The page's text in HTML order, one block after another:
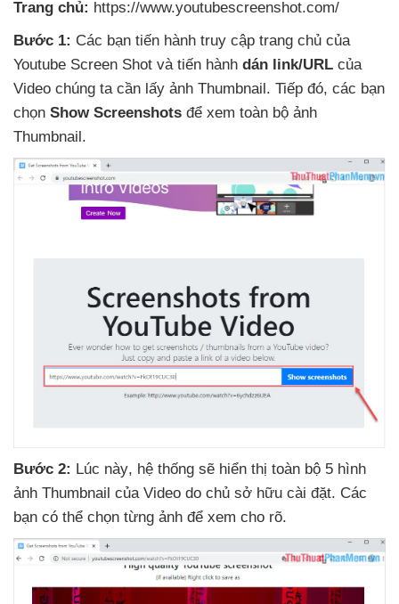
Trang chủ: https://www.youtubescreenshot.com/
Bước 1: Các bạn tiến hành truy cập trang chủ của
Youtube Screen Shot và tiến hành dán link/URL của
Video chúng ta cần lấy ảnh Thumbnail. Tiếp đó, các bạn
chọn Show Screenshots để xem toàn bộ ảnh
Thumbnail.
Bước 2: Lúc này, hệ thống sẽ hiển thị toàn bộ 5 hình
ảnh Thumbnail của Video do chủ sở hữu cài đặt. Các
bạn có thể chọn từng ảnh để xem cho rõ.